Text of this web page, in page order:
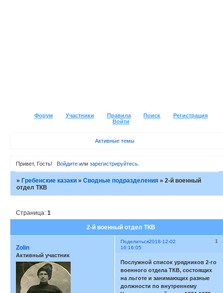
Форум Участники Правила Поиск
Регистрация
Войти
Активные темы
Привет, Гость! Войдитеили зарегистрируйтесь.
»Гребенские казаки »Сводные подразделения »2-й военный
отдел ТКВ
2-й военный отдел ТКВ
Страница:1
Поделиться 1
2018-12-02
16:16:05
Zolin
Активный участник
Послужной список урядников 2-го
военного отдела ТКВ, состоящих
на льготе и занимающих разные
должности по внутреннему